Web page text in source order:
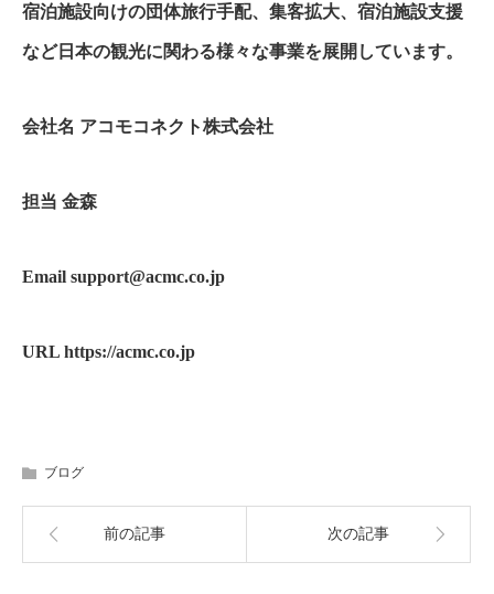
宿泊施設向けの団体旅行手配、集客拡大、宿泊施設支援
など日本の観光に関わる様々な事業を展開しています。
会社名 アコモコネクト株式会社
担当 金森
Email support@acmc.co.jp
URL https://acmc.co.jp
ブログ
前の記事 次の記事